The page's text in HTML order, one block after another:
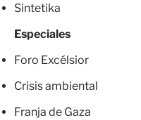
Sintetika
Especiales
Foro Excélsior
Crisis ambiental
Franja de Gaza